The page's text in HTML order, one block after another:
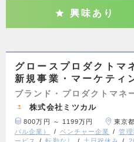
興味あり
グロースプロダクトマ
新規事業・マーケティ
ブランド・プロダクトマネ
株式会社ミツカル
800万円 ～ 1199万円 東京都
バル企業）
ベンチャー企業 管
ービス
転勤なし 土日祝休み